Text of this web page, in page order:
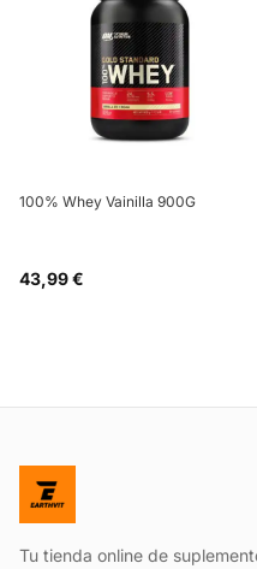
100% Whey Vainilla 900G
43,99 €
Tu tienda online de